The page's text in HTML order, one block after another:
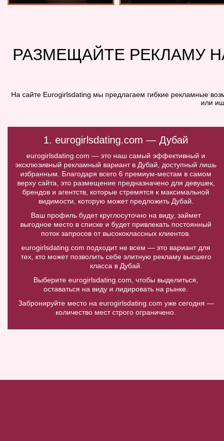
РАЗМЕЩАЙТЕ РЕКЛАМУ
На сайте Eurogirlsdating мы предлагаем гибкие рекламные
или
1. eurogirlsdating.com — Дубай
eurogirlsdating.com — это наш самый эффективный и
эксклюзивный рекламный вариант в Дубай, доступный лишь
избранным. Благодаря всего 6 премиум-местам в самом
верху сайта, это размещение предназначено для девушек,
брендов и агентств, которые стремятся к максимальной
видимости, которую может предложить Дубай.
Ваш профиль будет круглосуточно на виду, займет
выгодное место в списке и будет привлекать постоянный
поток запросов от высококлассных клиентов.
eurogirlsdating.com подходит не всем — это вариант для
тех, кто может позволить себе элитную рекламу высшего
класса в Дубай.
Выберите eurogirlsdating.com, чтобы выделиться,
оставаться на виду и лидировать на рынке.
Забронируйте место на eurogirlsdating.com уже сегодня —
количество мест строго ограничено.